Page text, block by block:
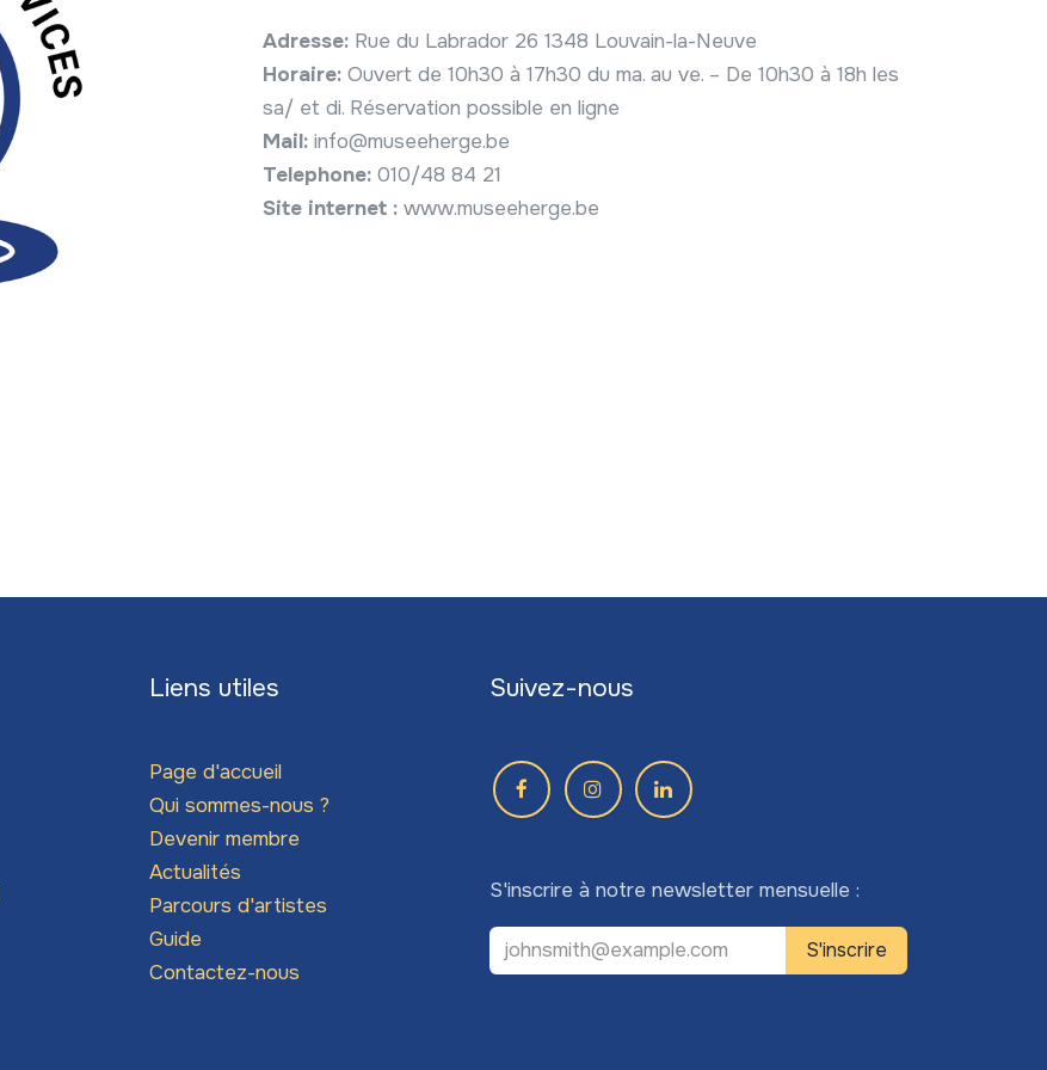
Adresse: Rue du Labrador 26 1348 Louvain-la-Neuve
Horaire: Ouvert de 10h30 à 17h30 du ma. au ve. – De 10h30 à 18h les
sa/ et di. Réservation possible en ligne
Mail: info@museeherge.be
Telephone: 010/48 84 21
Site internet : www.museeherge.be
Liens utiles
Page d'accueil
Qui sommes-nous ?
Devenir membre
Actualités
Parcours d'artistes
Guide
Contactez-nous
Suivez-nous
S'inscrire à notre newsletter mensuelle :
S'inscrire